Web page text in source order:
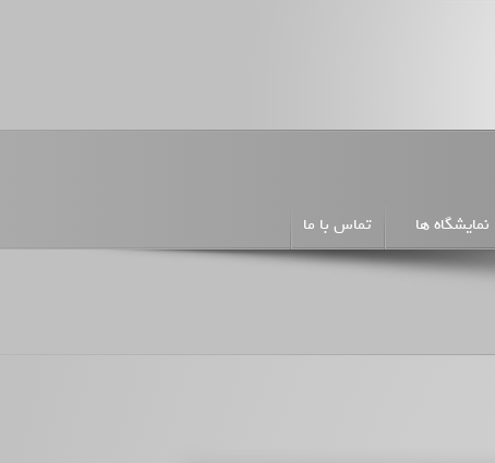
نمایشگاه ها تماس با ما